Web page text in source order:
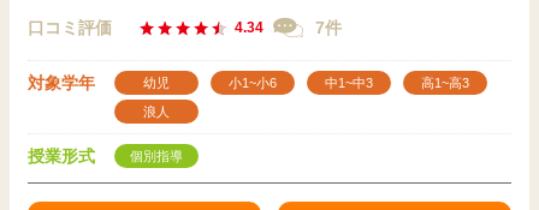
口コミ評価 4.34 7件
対象学年 幼児 小1~小6 中1~中3
高1~高3
浪人
授業形式 個別指導